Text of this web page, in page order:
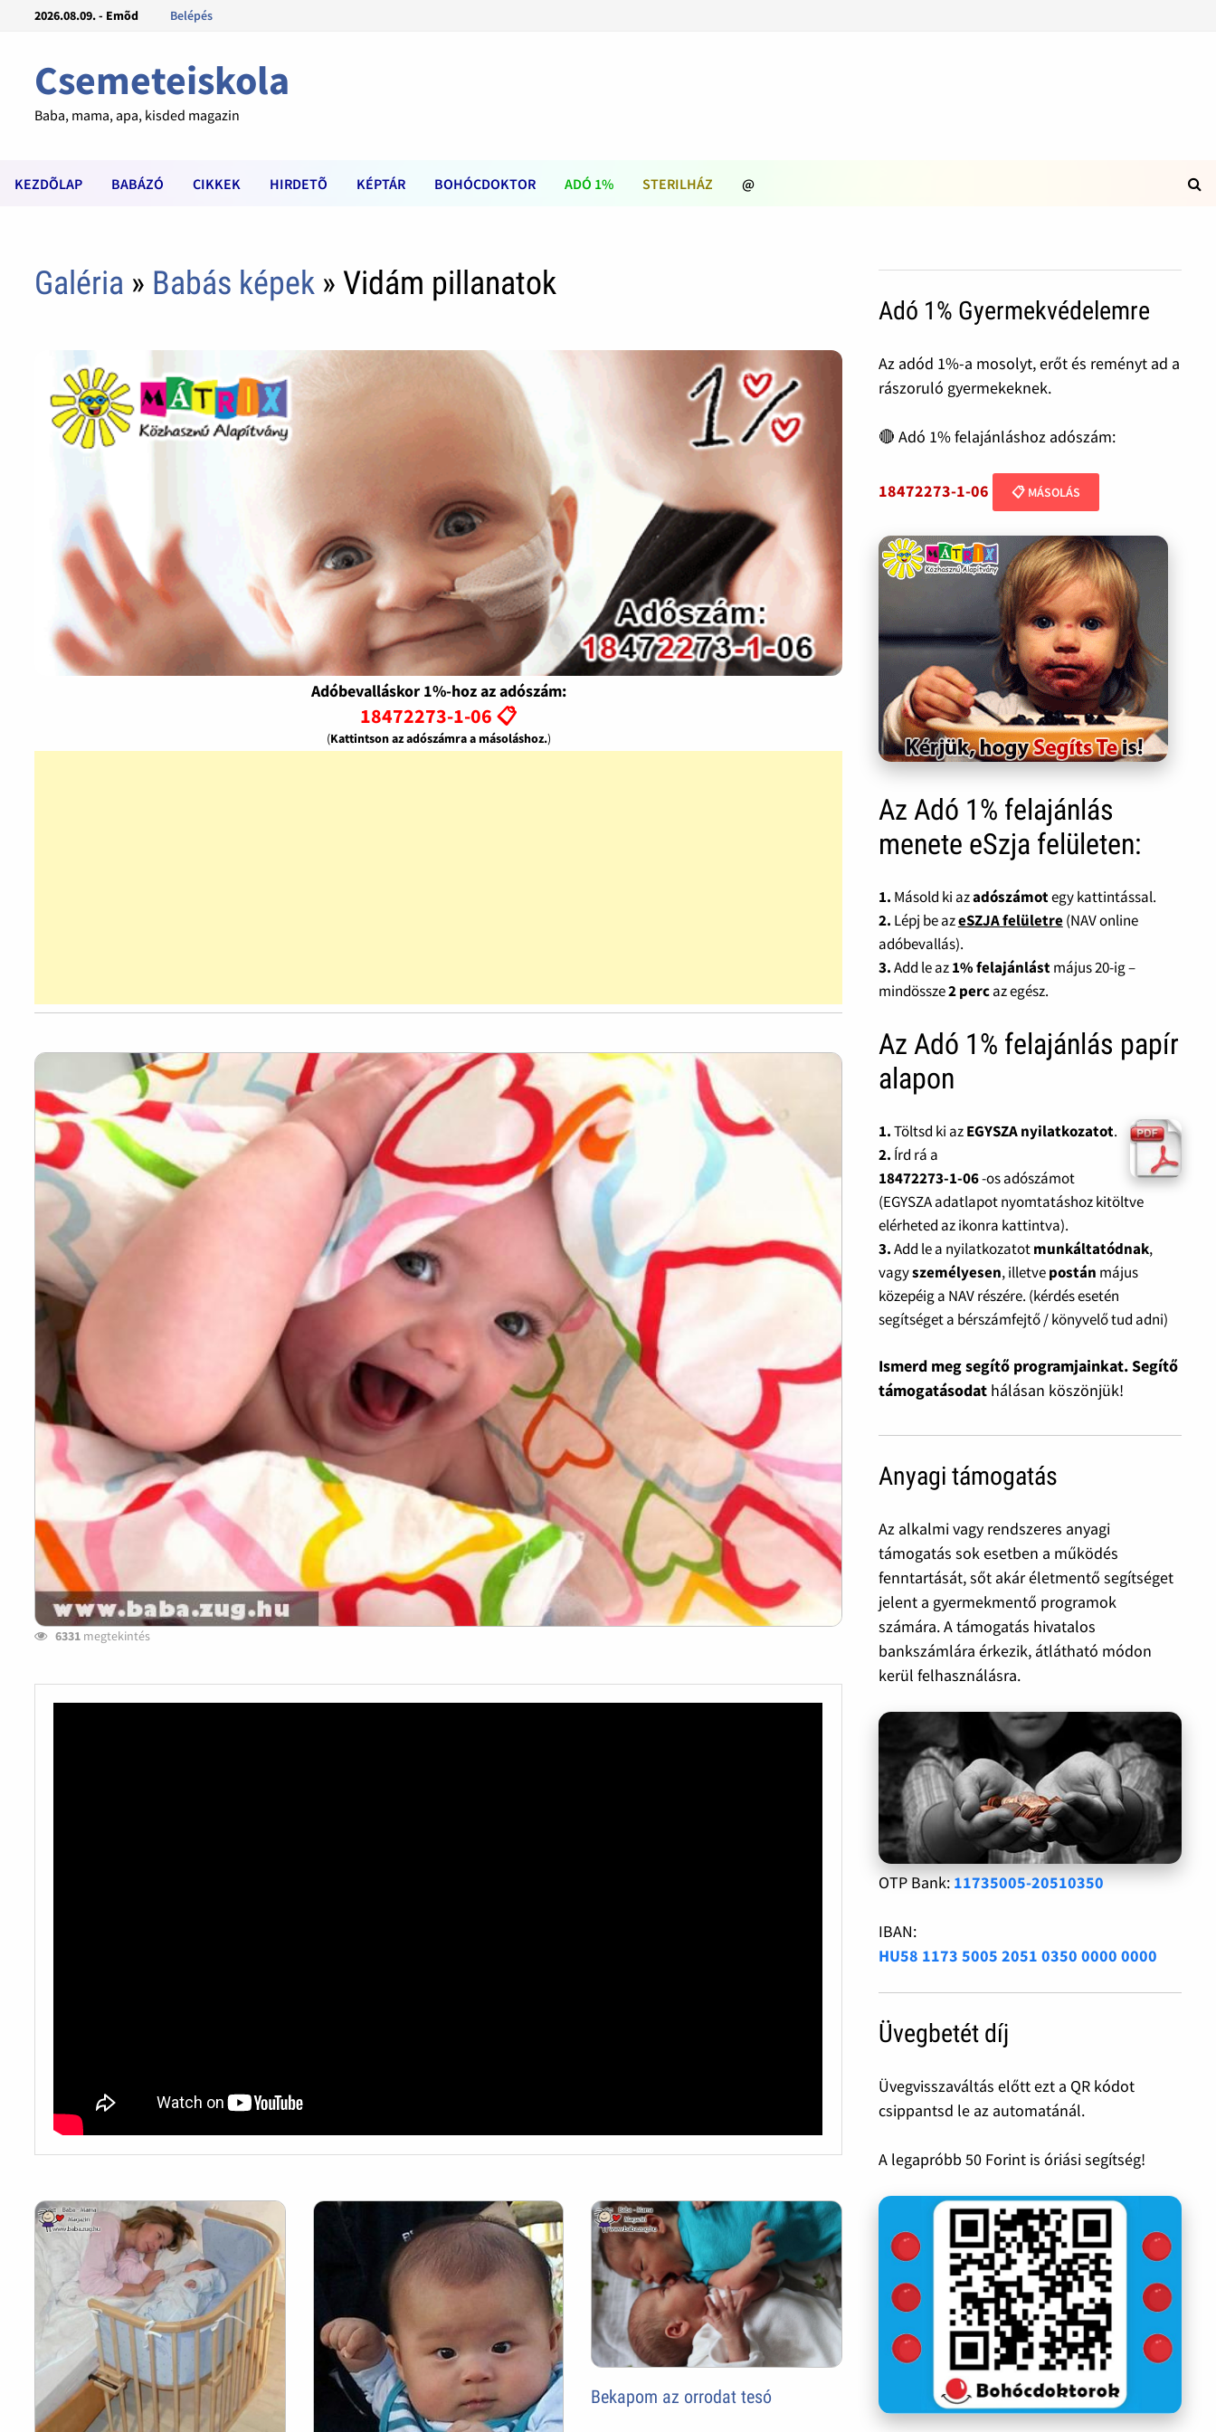
2026.08.09. - Emõd Belépés
Csemeteiskola
Baba, mama, apa, kisded magazin
KEZDÕLAP BABÁZÓ CIKKEK HIRDETÕ KÉPTÁR BOHÓCDOKTOR ADÓ 1% STERILHÁZ @
Galéria » Babás képek » Vidám pillanatok
Adóbevalláskor 1%-hoz az adószám:
18472273-1-06 📋
(Kattintson az adószámra a másoláshoz.)
6331 megtekintés
Bekapom az orrodat tesó
Adó 1% Gyermekvédelemre
Az adód 1%-a mosolyt, erőt és reményt ad a
rászoruló gyermekeknek.
🔴 Adó 1% felajánláshoz adószám:
18472273-1-06 📋 MÁSOLÁS
Az Adó 1% felajánlás
menete eSzja felületen:
1. Másold ki azadószámotegy kattintással.
2. Lépj be azeSZJA felületre(NAV online
adóbevallás).
3.Add le az1% felajánlástmájus 20-ig –
mindössze2 percaz egész.
Az Adó 1% felajánlás papír
alapon
1.Töltsd ki azEGYSZA nyilatkozatot.
2. Írd rá a
18472273-1-06-os adószámot
(EGYSZA adatlapot nyomtatáshoz kitöltve
elérheted az ikonra kattintva).
3.Add le a nyilatkozatotmunkáltatódnak,
vagyszemélyesen, illetvepostán május
közepéig a NAV részére. (kérdés esetén
segítséget a bérszámfejtő / könyvelő tud adni)
Ismerd meg segítő programjainkat. Segítő
támogatásodat hálásan köszönjük!
Anyagi támogatás
Az alkalmi vagy rendszeres anyagi
támogatás sok esetben a működés
fenntartását, sőt akár életmentő segítséget
jelent a gyermekmentő programok
számára. A támogatás hivatalos
bankszámlára érkezik, átlátható módon
kerül felhasználásra.
OTP Bank: 11735005-20510350
IBAN:
HU58 1173 5005 2051 0350 0000 0000
Üvegbetét díj
Üvegvisszaváltás előtt ezt a QR kódot
csippantsd le az automatánál.
A legapróbb 50 Forint is óriási segítség!